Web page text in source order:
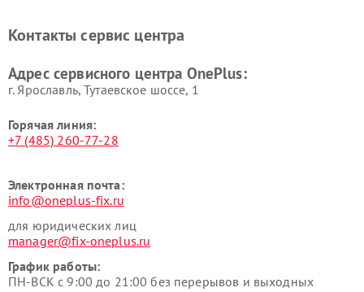
Контакты сервис центра
Адрес сервисного центра OnePlus:
г. Ярославль, Тутаевское шоссе, 1
Горячая линия:
+7 (485) 260-77-28
Электронная почта:
info@oneplus-fix.ru
для юридических лиц
manager@fix-oneplus.ru
График работы:
ПН-ВСК с 9:00 до 21:00 без перерывов и выходных